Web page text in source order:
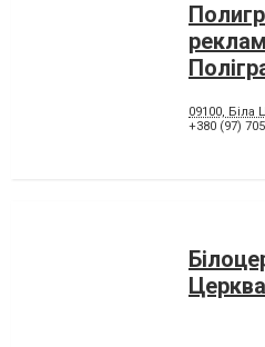
09100, Біла
+380 (97)
Церква